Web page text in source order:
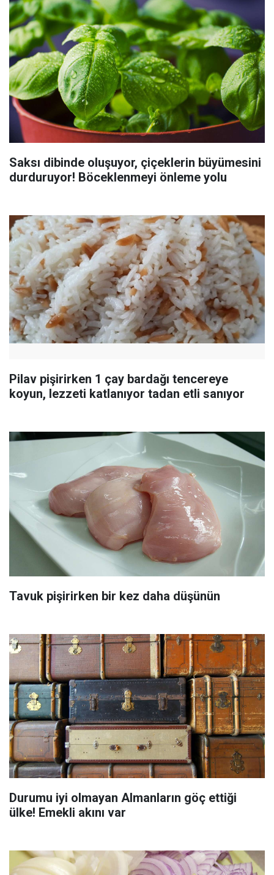
Saksı dibinde oluşuyor, çiçeklerin büyümesini
durduruyor! Böceklenmeyi önleme yolu
Pilav pişirirken 1 çay bardağı tencereye
koyun, lezzeti katlanıyor tadan etli sanıyor
Tavuk pişirirken bir kez daha düşünün
Durumu iyi olmayan Almanların göç ettiği
ülke! Emekli akını var